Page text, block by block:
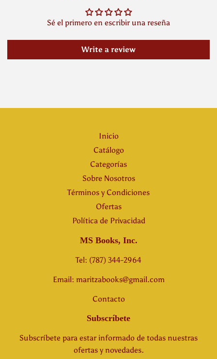
Sé el primero en escribir una reseña
Write a review
Inicio
Catálogo
Categorías
Sobre Nosotros
Términos y Condiciones
Ofertas
Política de Privacidad
MS Books, Inc.
Tel: (787) 344-2964
Email: maritzabooks@gmail.com
Contacto
Subscríbete
Subscríbete para estar informado de todas nuestras
ofertas y novedades.